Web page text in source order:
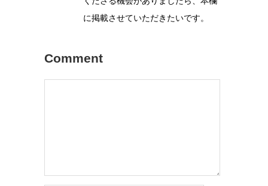
に掲載させていただきたいです。
Comment